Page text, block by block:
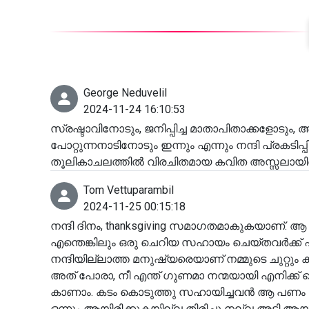
George Neduvelil
2024-11-24 16:10:53
സ്രഷ്ടാവിനോടും, ജനിപ്പിച്ച
പോറ്റുന്നനാടിനോടും ഇന്നും എന്നും നന്ദി
തൂലികാചലത്തിൽ വിരചിതമായ കവിത
Tom Vettuparambil
2024-11-25 00:15:18
നന്ദി ദിനം, thanksgiving
എന്തെങ്കിലും ഒരു ചെറിയ സഹായം ചെയ്തവർക്ക്
നന്ദിയില്ലാത്ത മനുഷ്യരെയാണ് നമ്മുടെ ചുറ്റും
അത് പോരാ, നീ എന്ത് ഗുണമാ നന്മയായി എനിക്ക്
കാണാം. കടം കൊടുത്തു സഹായിച്ചവൻ ആ പണം